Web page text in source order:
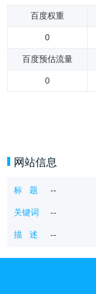
百度权重
0
百度预估流量
0
网站信息
标 题 --
关键词 --
描 述 --